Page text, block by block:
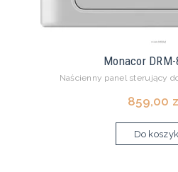
Monacor
Naścienny panel sterujący
859,00
Do